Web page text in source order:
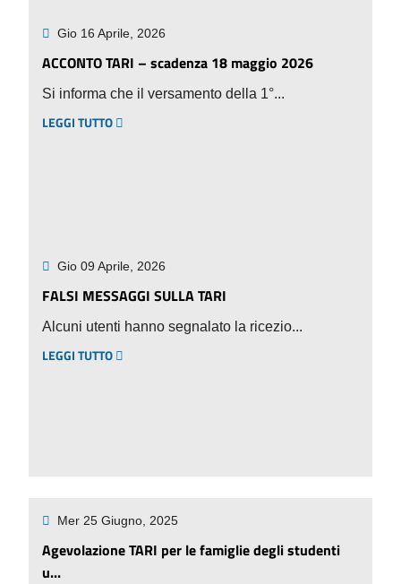
Gio 16 Aprile, 2026
ACCONTO TARI – scadenza 18 maggio 2026
Si informa che il versamento della 1°...
LEGGI TUTTO
Gio 09 Aprile, 2026
FALSI MESSAGGI SULLA TARI
Alcuni utenti hanno segnalato la ricezio...
LEGGI TUTTO
Mer 25 Giugno, 2025
Agevolazione TARI per le famiglie degli studenti
u...